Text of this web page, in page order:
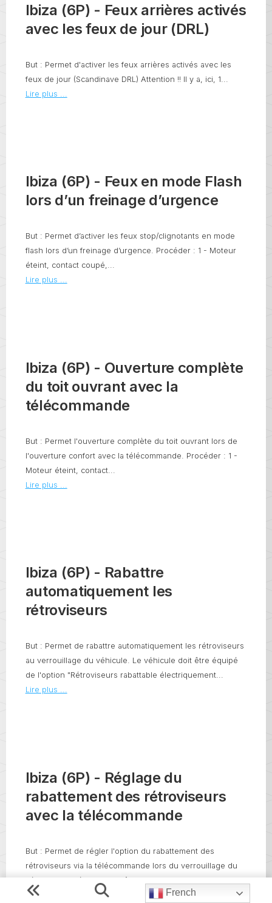
Ibiza (6P) - Feux arrières activés
avec les feux de jour (DRL)
But : Permet d'activer les feux arrières activés avec les
feux de jour (Scandinave DRL) Attention !! Il y a, ici, 1...
Lire plus ...
Ibiza (6P) - Feux en mode Flash
lors d’un freinage d’urgence
But : Permet d’activer les feux stop/clignotants en mode
flash lors d’un freinage d’urgence. Procéder : 1 - Moteur
éteint, contact coupé,...
Lire plus ...
Ibiza (6P) - Ouverture complète
du toit ouvrant avec la
télécommande
But : Permet l'ouverture complète du toit ouvrant lors de
l'ouverture confort avec la télécommande. Procéder : 1 -
Moteur éteint, contact...
Lire plus ...
Ibiza (6P) - Rabattre
automatiquement les
rétroviseurs
But : Permet de rabattre automatiquement les rétroviseurs
au verrouillage du véhicule. Le véhicule doit être équipé
de l'option "Rétroviseurs rabattable électriquement...
Lire plus ...
Ibiza (6P) - Réglage du
rabattement des rétroviseurs
avec la télécommande
But : Permet de régler l'option du rabattement des
rétroviseurs via la télécommande lors du verrouillage du
véhicule. Le véhicule doit être...
Lire plus ...
French